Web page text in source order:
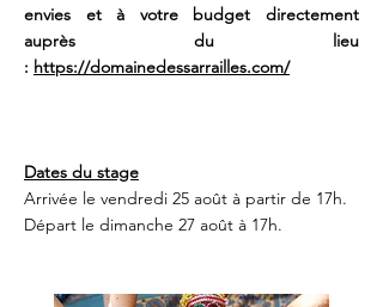
envies et à votre budget directement
auprès du lieu
: https://domainedessarrailles.com/
Dates du stage
Arrivée le vendredi 25 août à partir de 17h.
Départ le dimanche 27 août à 17h.